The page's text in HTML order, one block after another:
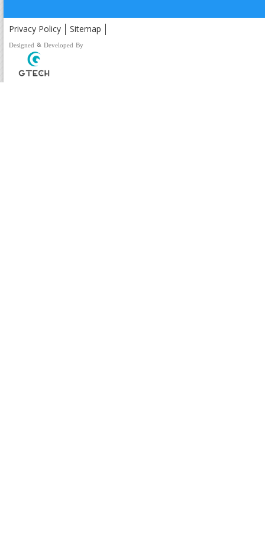
Privacy Policy Sitemap
Designed & Developed By